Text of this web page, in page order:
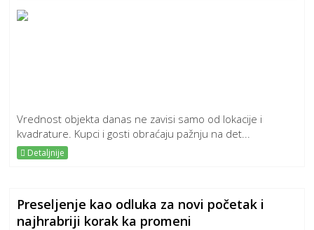
Vrednost objekta danas ne zavisi samo od lokacije i
kvadrature. Kupci i gosti obraćaju pažnju na det...
Detaljnije
Preseljenje kao odluka za novi početak i
najhrabriji korak ka promeni